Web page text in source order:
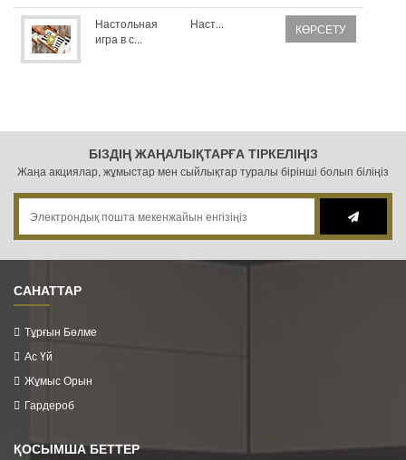
Настольная
игра в с...
Наст... КӨРСЕТУ
БІЗДІҢ ЖАҢАЛЫҚТАРҒА ТІРКЕЛІҢІЗ
Жаңа акциялар, жұмыстар мен сыйлықтар туралы бірінші болып біліңіз
САНАТТАР
Тұрғын Бөлме
Ас Үй
Жұмыс Орын
Гардероб
ҚОСЫМША БЕТТЕР